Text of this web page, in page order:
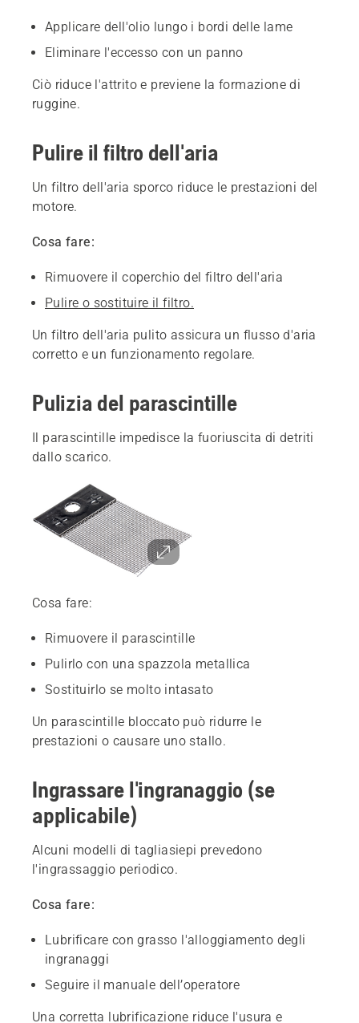
Applicare dell'olio lungo i bordi delle lame
Eliminare l'eccesso con un panno
Ciò riduce l'attrito e previene la formazione di
ruggine.
Pulire il filtro dell'aria
Un filtro dell'aria sporco riduce le prestazioni del
motore.
Cosa fare:
Rimuovere il coperchio del filtro dell'aria
Pulire o sostituire il filtro.
Un filtro dell'aria pulito assicura un flusso d'aria
corretto e un funzionamento regolare.
Pulizia del parascintille
Il parascintille impedisce la fuoriuscita di detriti
dallo scarico.
Cosa fare:
Rimuovere il parascintille
Pulirlo con una spazzola metallica
Sostituirlo se molto intasato
Un parascintille bloccato può ridurre le
prestazioni o causare uno stallo.
Ingrassare l'ingranaggio (se
applicabile)
Alcuni modelli di tagliasiepi prevedono
l'ingrassaggio periodico.
Cosa fare:
Lubrificare con grasso l'alloggiamento degli
ingranaggi
Seguire il manuale dell’operatore
Una corretta lubrificazione riduce l'usura e